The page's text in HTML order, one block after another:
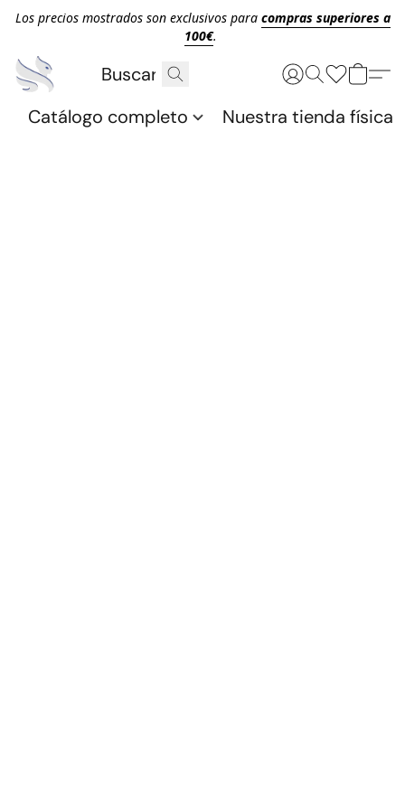
Los precios mostrados son exclusivos para compras superiores a
100€.
Catálogo completo Nuestra tienda física